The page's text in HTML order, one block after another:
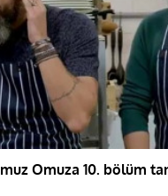
Omuza 10. bölüm